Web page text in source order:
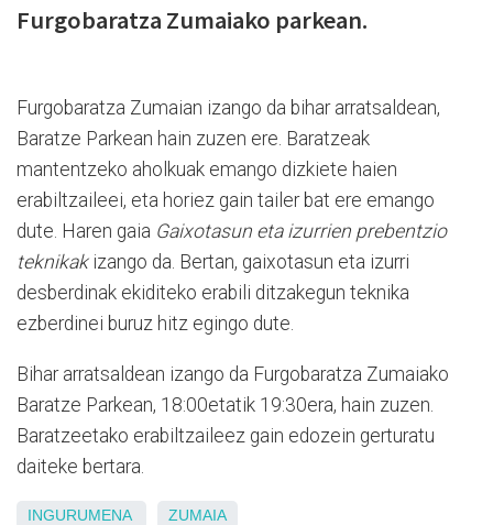
Furgobaratza Zumaiako parkean.
Furgobaratza Zumaian izango da bihar arratsaldean,
Baratze Parkean hain zuzen ere. Baratzeak
mantentzeko aholkuak emango dizkiete haien
erabiltzaileei, eta horiez gain tailer bat ere emango
dute. Haren gaia Gaixotasun eta izurrien prebentzio
teknikakizango da. Bertan, gaixotasun eta izurri
desberdinak ekiditeko erabili ditzakegun teknika
ezberdinei buruz hitz egingo dute.
Bihar arratsaldean izango da Furgobaratza Zumaiako
Baratze Parkean, 18:00etatik 19:30era, hain zuzen.
Baratzeetako erabiltzaileez gain edozein gerturatu
daiteke bertara.
INGURUMENA ZUMAIA